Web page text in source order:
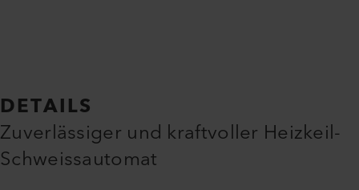
DETAILS
Zuverlässiger und kraftvoller Heizkeil-
Schweissautomat